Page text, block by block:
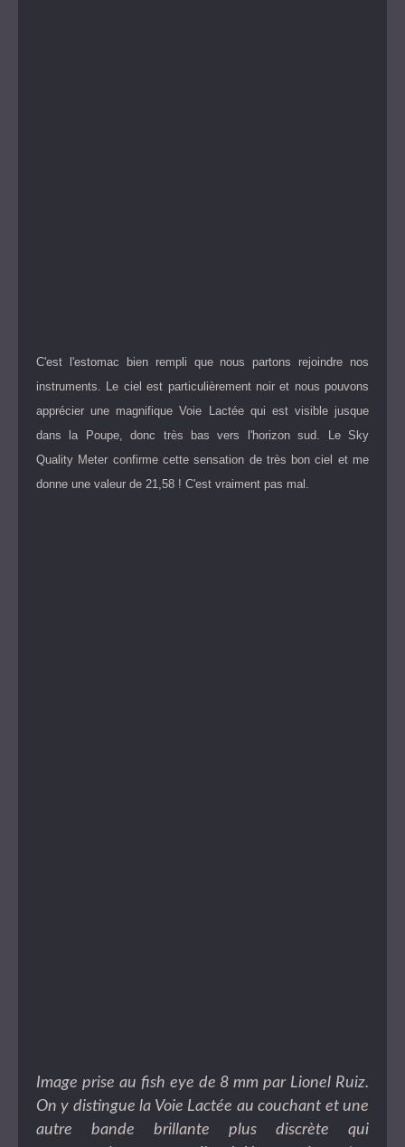
C'est l'estomac bien rempli que nous partons rejoindre nos
instruments. Le ciel est particulièrement noir et nous pouvons
apprécier une magnifique Voie Lactée qui est visible jusque
dans la Poupe, donc très bas vers l'horizon sud. Le Sky
Quality Meter confirme cette sensation de très bon ciel et me
donne une valeur de 21,58 ! C'est vraiment pas mal.
Image prise au fish eye de 8 mm par Lionel Ruiz.
On y distingue la Voie Lactée au couchant et une
autre bande brillante plus discrète qui